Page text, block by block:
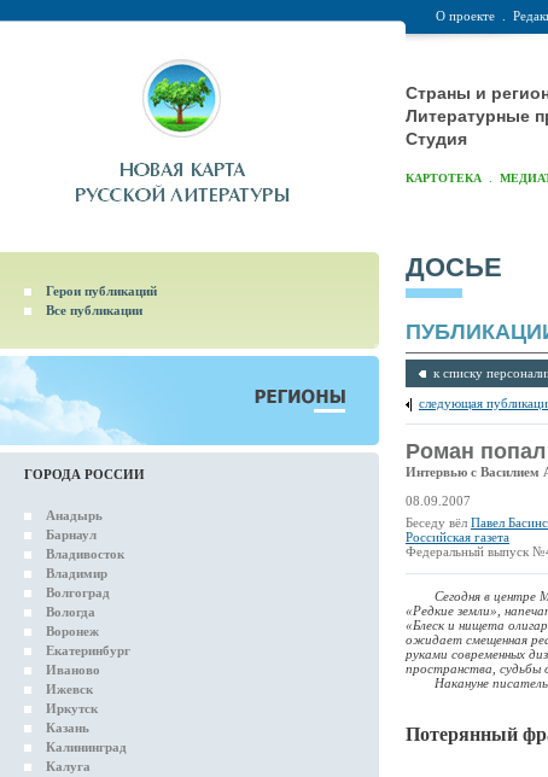
О проекте
Страны и
Литературные
Студия
КАРТОТЕКА
Герои публикаций
Все публикации
ГОРОДА РОССИИ
Анадырь
Барнаул
Владивосток
Владимир
Волгоград
Вологда
Воронеж
Екатеринбург
Иваново
Ижевск
Иркутск
Казань
Калининград
Калуга
ДОСЬЕ
к списку
следующая
Роман
Интервью с Василием
08.09.2007
Беседу вёл Павел
Российская газета
Федеральный выпуск
Сегодня в центре
«Редкие земли»,
«Блеск и нищета
ожидает смещенная
руками современных
пространства, судьбы
Накануне писатель
Потерянный